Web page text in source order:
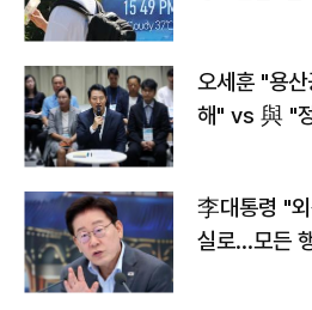
오세훈 "용
해" vs 與 "
李대통령 "
실로…모든